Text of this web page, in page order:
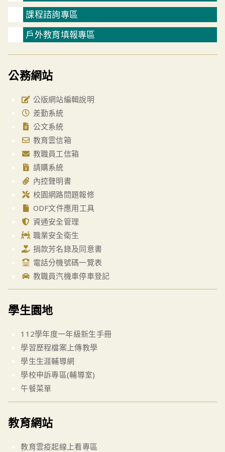
課程諮詢專區
戶外教育填報專區
公務網站
公版網站編輯說明
差勤系統
公文系統
教育雲信箱
教職員工信箱
請購系統
內控聲明書
校園網路問題報修
ODF文件應用工具
資通安全管理
職業安全衛生
捐款芳名錄及同意書
電話分機號碼一覽表
教職員汽機車停車登記
學生園地
112學年度一年級新生手冊
學習歷程檔案上傳教學
學生生涯輔導網
學校申訴專區(輔導室)
午餐菜單
教育網站
教育雲疫起線上看專區